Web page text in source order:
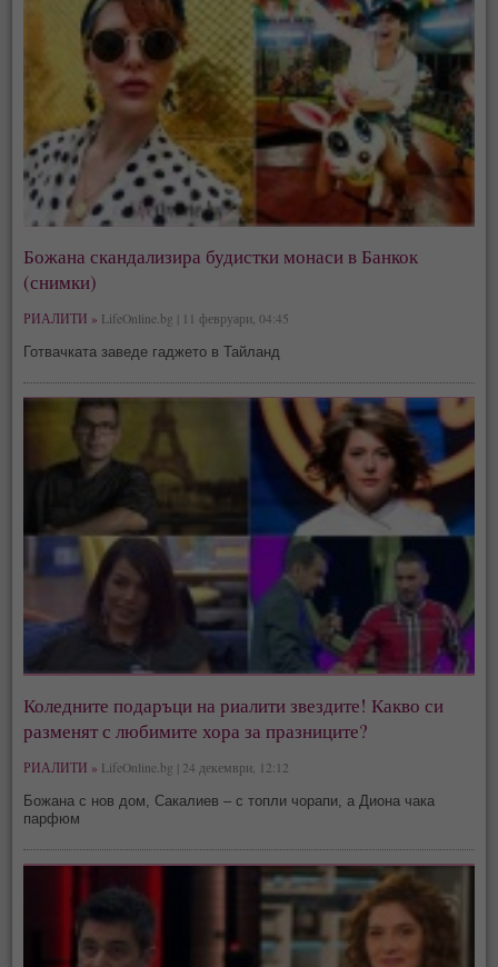
Божана скандализира будистки монаси в Банкок
(снимки)
РИАЛИТИ » LifeOnline.bg | 11 февруари, 04:45
Готвачката заведе гаджето в Тайланд
Коледните подаръци на риалити звездите! Какво си
разменят с любимите хора за празниците?
РИАЛИТИ » LifeOnline.bg | 24 декември, 12:12
Божана с нов дом, Сакалиев – с топли чорапи, а Диона чака
парфюм